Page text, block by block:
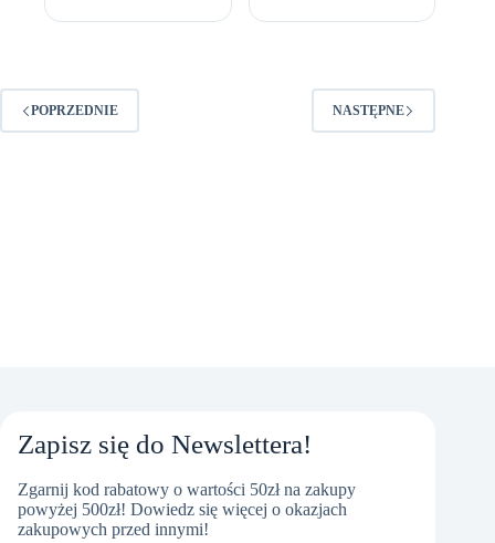
POPRZEDNIE NASTĘPNE
Zapisz się do Newslettera!
Zgarnij kod rabatowy o wartości 50zł na zakupy
powyżej 500zł! Dowiedz się więcej o okazjach
zakupowych przed innymi!